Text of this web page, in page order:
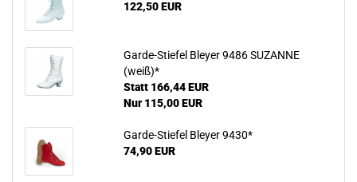
122,50 EUR
Garde-Stiefel Bleyer 9486 SUZANNE
(weiß)*
Statt 166,44 EUR
Nur 115,00 EUR
Garde-Stiefel Bleyer 9430*
74,90 EUR